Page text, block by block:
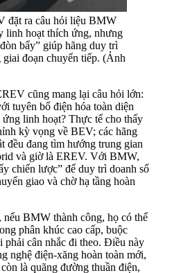
đặt ra câu hỏi liệu BMW
linh hoạt thích ứng, nhưng
bẩy” giúp hãng duy trì
giai đoạn chuyển tiếp. (Ảnh
cũng mang lại câu hỏi lớn:
tuyên bố điện hóa toàn diện
linh hoạt? Thực tế cho thấy
kỳ vọng về BEV; các hãng
đều đang tìm hướng trung gian
và giờ là EREV. Với BMW,
chiến lược” để duy trì doanh số
giao và chờ hạ tầng hoàn
nếu BMW thành công, họ có thể
phân khúc cao cấp, buộc
phải cân nhắc đi theo. Điều này
nghệ điện-xăng hoàn toàn mới,
là quãng đường thuần điện,